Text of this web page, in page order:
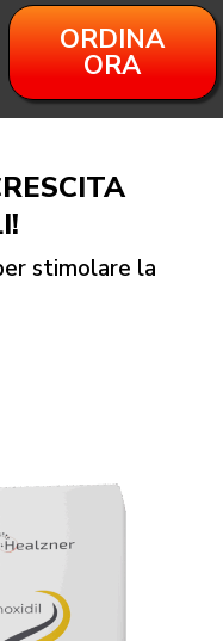
ORDINA
ORA
stimolare la